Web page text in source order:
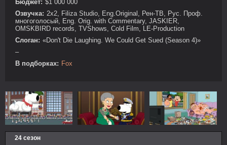
Бюджет: $1 000 000
Озвучка: 2x2, Filiza Studio, Eng.Original, Рен-ТВ, Рус. Проф.
многоголосый, Eng. Orig. with Commentary, JASKIER,
OMSKBIRD records, TVShows, Cold Film, LE-Production
Слоган: «Don't Die Laughing. We Could Get Sued (Season 4)»
–
В подборках: Fox
24 сезон